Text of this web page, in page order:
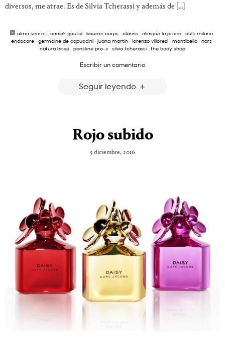
diversos, me atrae. Es de Silvia Tcherassi y además de […]
alma secret · annick goutal · baume corps · clarins · clinique la prarie · culti milano ·
endocare· germaine de capuccini· juana martín· lorenzo villoresi· montibello· nars·
natura bissé · pantène pro-v · silvia tcherassi · the body shop
Escribir un comentario
Seguir leyendo
Rojo subido
5 diciembre, 2016